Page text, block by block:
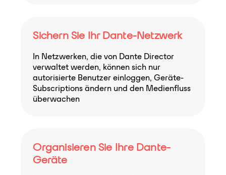
Sichern Sie Ihr Dante-Netzwerk
In Netzwerken, die von Dante Director
verwaltet werden, können sich nur
autorisierte Benutzer einloggen, Geräte-
Subscriptions ändern und den Medienfluss
überwachen
Organisieren Sie Ihre Dante-
Geräte